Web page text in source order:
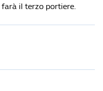
il terzo portiere.